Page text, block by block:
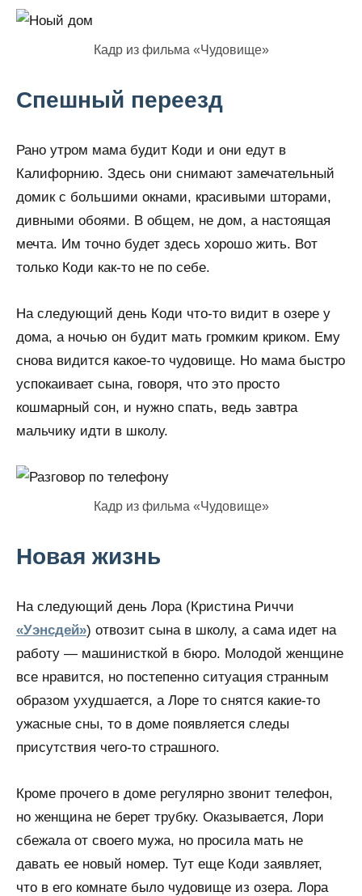
Кадр из фильма «Чудовище»
Спешный переезд
Рано утром мама будит Коди и они едут в
Калифорнию. Здесь они снимают замечательный
домик с большими окнами, красивыми шторами,
дивными обоями. В общем, не дом, а настоящая
мечта. Им точно будет здесь хорошо жить. Вот
только Коди как-то не по себе.
На следующий день Коди что-то видит в озере у
дома, а ночью он будит мать громким криком. Ему
снова видится какое-то чудовище. Но мама быстро
успокаивает сына, говоря, что это просто
кошмарный сон, и нужно спать, ведь завтра
мальчику идти в школу.
Кадр из фильма «Чудовище»
Новая жизнь
На следующий день Лора (Кристина Риччи
«Уэнсдей») отвозит сына в школу, а сама идет на
работу — машинисткой в бюро. Молодой женщине
все нравится, но постепенно ситуация странным
образом ухудшается, а Лоре то снятся какие-то
ужасные сны, то в доме появляется следы
присутствия чего-то страшного.
Кроме прочего в доме регулярно звонит телефон,
но женщина не берет трубку. Оказывается, Лори
сбежала от своего мужа, но просила мать не
давать ее новый номер. Тут еще Коди заявляет,
что в его комнате было чудовище из озера. Лора